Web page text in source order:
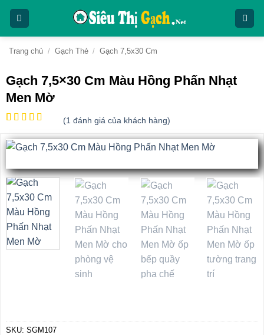
nội
dungTrang chủ / Gạch Thẻ / Gạch 7,5x30 Cm
Gạch 7,5×30 Cm Màu Hồng Phấn Nhạt
Men Mờ
5trên 5
dựa trên
1
đánh giá
(1 đánh giá của khách hàng)
SKU: SGM107